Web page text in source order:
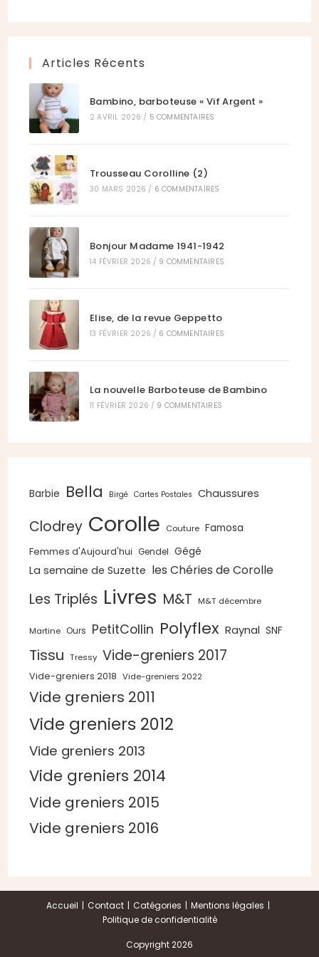
onglet
Articles Récents
Bambino, barboteuse « Vif Argent »
2 AVRIL 2026 / 5 COMMENTAIRES
Trousseau Corolline (2)
30 MARS 2026 / 6 COMMENTAIRES
Bonjour Madame 1941-1942
14 FÉVRIER 2026 / 9 COMMENTAIRES
Elise, de la revue Geppetto
13 FÉVRIER 2026 / 6 COMMENTAIRES
La nouvelle Barboteuse de Bambino
11 FÉVRIER 2026 / 9 COMMENTAIRES
Barbie Bella Birgé Cartes Postales Chaussures
Clodrey Corolle Couture Famosa
Femmes d'Aujourd'hui Gendel Gégé
La semaine de Suzette les Chéries de Corolle
Les Triplés Livres M&T M&T décembre
Martine Ours PetitCollin Polyflex Raynal SNF
Tissu Tressy Vide-greniers 2017
Vide-greniers 2018 Vide-greniers 2022
Vide greniers 2011
Vide greniers 2012
Vide greniers 2013
Vide greniers 2014
Vide greniers 2015
Vide greniers 2016
Accueil Contact Catégories
Mentions légales
Politique de confidentialité
Copyright 2026